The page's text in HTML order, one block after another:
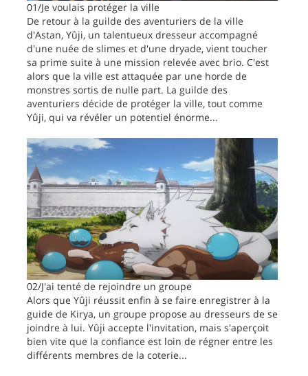
01/Je voulais protéger la ville
De retour à la guilde des aventuriers de la ville
d'Astan, Yûji, un talentueux dresseur accompagné
d'une nuée de slimes et d'une dryade, vient toucher
sa prime suite à une mission relevée avec brio. C'est
alors que la ville est attaquée par une horde de
monstres sortis de nulle part. La guilde des
aventuriers décide de protéger la ville, tout comme
Yûji, qui va révéler un potentiel énorme...
02/J'ai tenté de rejoindre un groupe
Alors que Yûji réussit enfin à se faire enregistrer à la
guide de Kirya, un groupe propose au dresseurs de se
joindre à lui. Yûji accepte l'invitation, mais s'aperçoit
bien vite que la confiance est loin de régner entre les
différents membres de la coterie...